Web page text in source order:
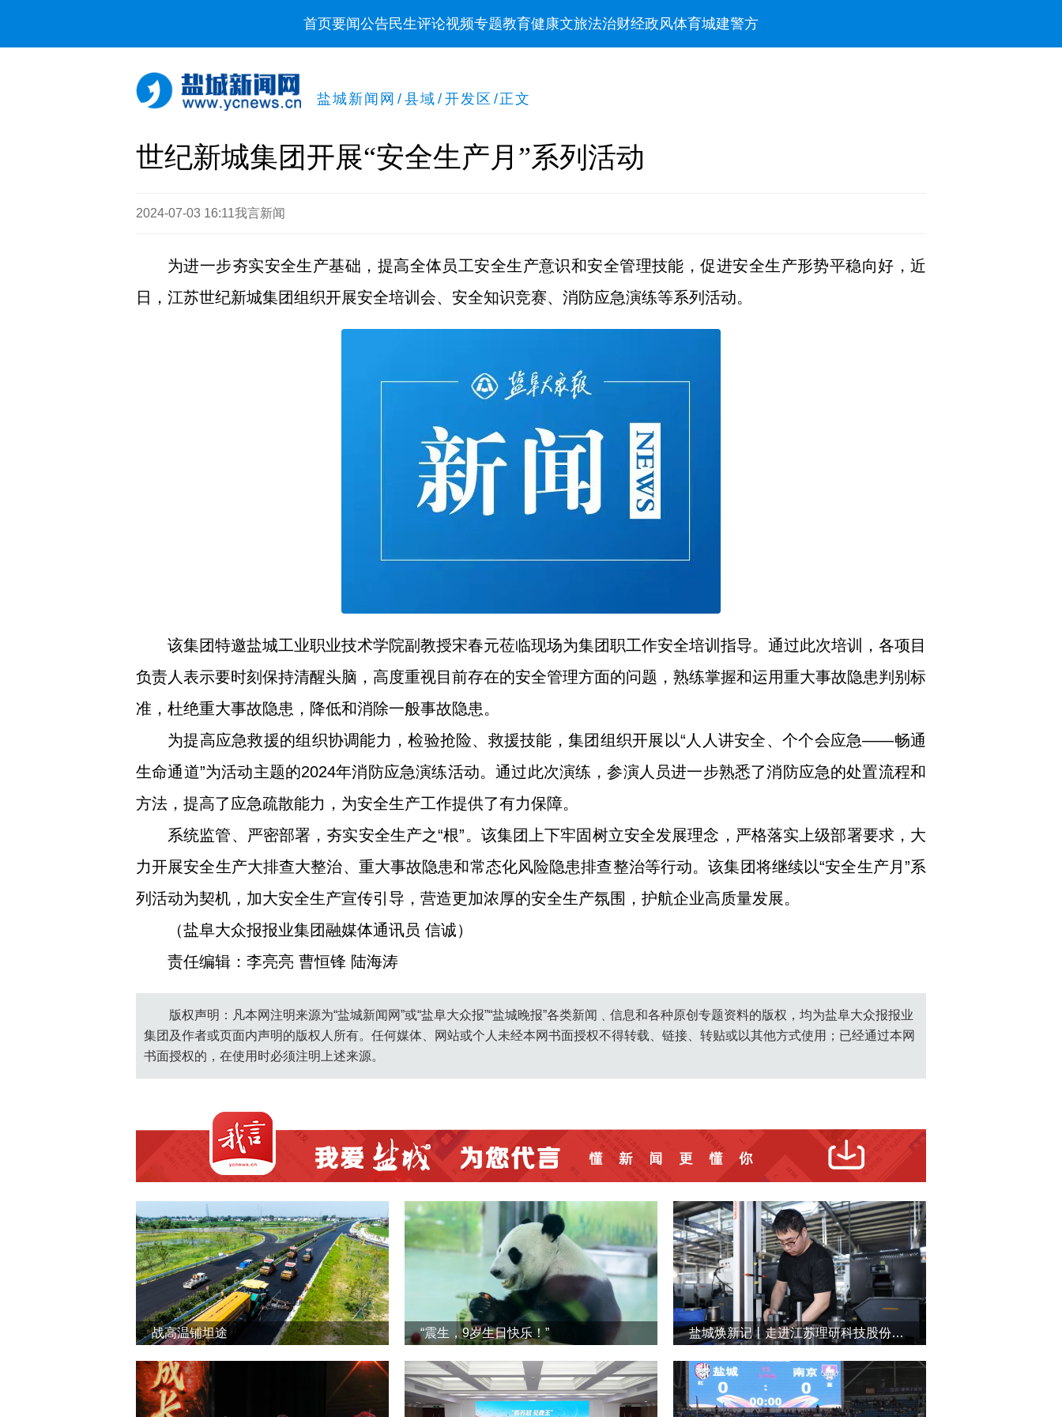
首页要闻公告民生评论视频专题教育健康文旅法治财经政风体育城建警方
盐城新闻网 / 县域 / 开发区 /正文
世纪新城集团开展“安全生产月”系列活动
2024-07-03 16:11我言新闻
为进一步夯实安全生产基础，提高全体员工安全生产意识和安全管理技能，促进安全生产形势平稳向好，近
日，江苏世纪新城集团组织开展安全培训会、安全知识竞赛、消防应急演练等系列活动。
该集团特邀盐城工业职业技术学院副教授宋春元莅临现场为集团职工作安全培训指导。通过此次培训，各项目
负责人表示要时刻保持清醒头脑，高度重视目前存在的安全管理方面的问题，熟练掌握和运用重大事故隐患判别标
准，杜绝重大事故隐患，降低和消除一般事故隐患。
为提高应急救援的组织协调能力，检验抢险、救援技能，集团组织开展以“人人讲安全、个个会应急——畅通
生命通道”为活动主题的2024年消防应急演练活动。通过此次演练，参演人员进一步熟悉了消防应急的处置流程和
方法，提高了应急疏散能力，为安全生产工作提供了有力保障。
系统监管、严密部署，夯实安全生产之“根”。该集团上下牢固树立安全发展理念，严格落实上级部署要求，大
力开展安全生产大排查大整治、重大事故隐患和常态化风险隐患排查整治等行动。该集团将继续以“安全生产月”系
列活动为契机，加大安全生产宣传引导，营造更加浓厚的安全生产氛围，护航企业高质量发展。
（盐阜大众报报业集团融媒体通讯员 信诚）
责任编辑：李亮亮 曹恒锋 陆海涛
版权声明：凡本网注明来源为“盐城新闻网”或“盐阜大众报”“盐城晚报”各类新闻﹑信息和各种原创专题资料的版权，均为盐阜大众报报业
集团及作者或页面内声明的版权人所有。任何媒体、网站或个人未经本网书面授权不得转载、链接、转贴或以其他方式使用；已经通过本网
书面授权的，在使用时必须注明上述来源。
战高温铺坦途 “震生，9岁生日快乐！” 盐城焕新记丨走进江苏理研科技股份有限公司